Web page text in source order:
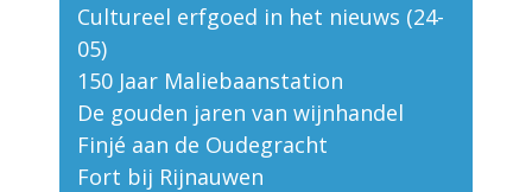
Cultureel erfgoed in het nieuws (24-
05)
150 Jaar Maliebaanstation
De gouden jaren van wijnhandel
Finjé aan de Oudegracht
Fort bij Rijnauwen